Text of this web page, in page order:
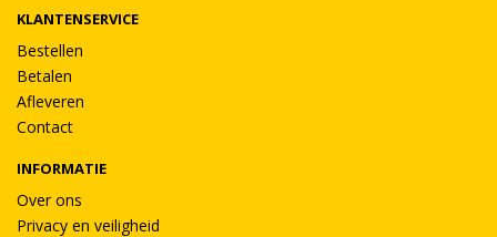
KLANTENSERVICE
Bestellen
Betalen
Afleveren
Contact
INFORMATIE
Over ons
Privacy en veiligheid